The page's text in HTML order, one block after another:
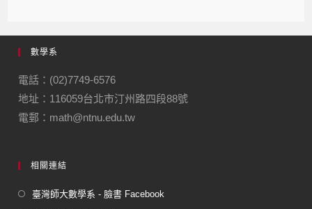
數學系
電話：(02)7749-6576
地址：116059台北市汀州路四段88號
電郵：math@ntnu.edu.tw
相關連結
臺灣師大數學系 - 臉書 Facebook